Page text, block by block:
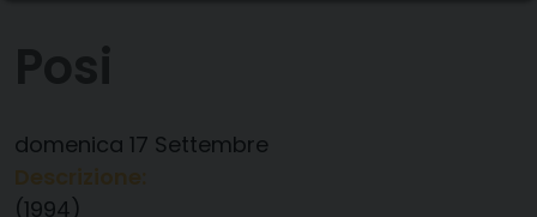
domenica 17 Settembre
(1994)